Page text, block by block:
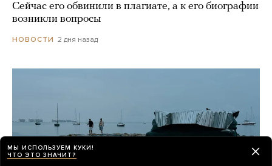
Сейчас его обвинили в плагиате, а к его биографии
возникли вопросы
НОВОСТИ 2 дня назад
МЫ ИСПОЛЬЗУЕМ КУКИ!
ЧТО ЭТО ЗНАЧИТ?